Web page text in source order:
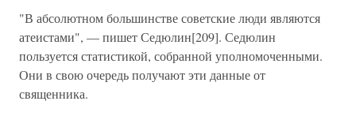
"В абсолютном большинстве советские люди являются
атеистами", — пишет Седюлин[209]. Седюлин
пользуется статистикой, собранной уполномоченными.
Они в свою очередь получают эти данные от
священника.